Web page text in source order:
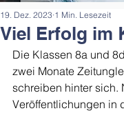
Viel Erfolg im
19. Dez. 2023 1 Min. Lesezeit
Die Klassen 8a und
zwei Monate
schreiben hinter sich.
Veröffentlichungen in